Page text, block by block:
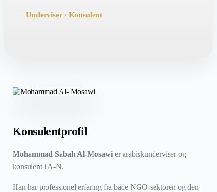
Underviser · Konsulent
Konsulentprofil
Mohammad Sabah Al-Mosawier arabiskunderviser og
konsulent i A-N.
Han har professionel erfaring fra både NGO‑sektoren og den